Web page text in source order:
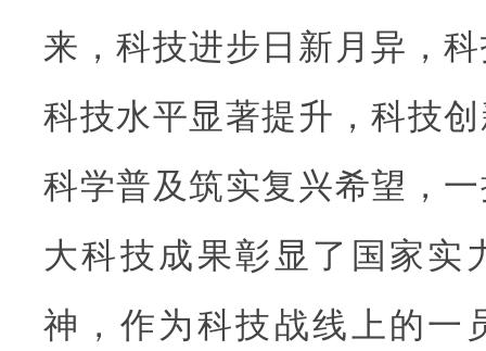
来，科技进步日新月异，
科技水平显著提升，科技
科学普及筑实复兴希望，
大科技成果彰显了国家实
神，作为科技战线上的一